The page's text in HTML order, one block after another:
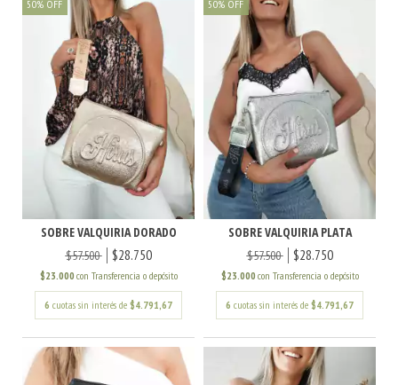
50% OFF
SOBRE VALQUIRIA DORADO
$57.500 $28.750
$23.000 con Transferencia o depósito
6 cuotas sin interés de $4.791,67
50% OFF
SOBRE VALQUIRIA PLATA
$57.500 $28.750
$23.000 con Transferencia o depósito
6 cuotas sin interés de $4.791,67